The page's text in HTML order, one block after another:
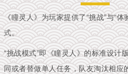
《瞳灵人》为玩家提供了“挑战”与“体
式。
“挑战模式”即《瞳灵人》的标准设计
同或者替做单人任务，队友淘汰相应